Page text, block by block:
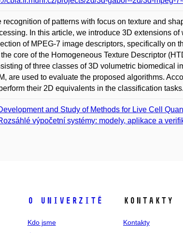
recognition of patterns with focus on texture and
In this article, we introduce 3D extensions
of MPEG-7 image descriptors, specifically on
core of the Homogeneous Texture Descriptor
of three classes of 3D volumetric biomedical
are used to evaluate the proposed algorithms.
their 2D equivalents in the classification tasks.
and Study of Methods for Live Cell
výpočetní systémy: modely, aplikace a
O univerzitě
Kdo jsme
Kontakty
Kontakty